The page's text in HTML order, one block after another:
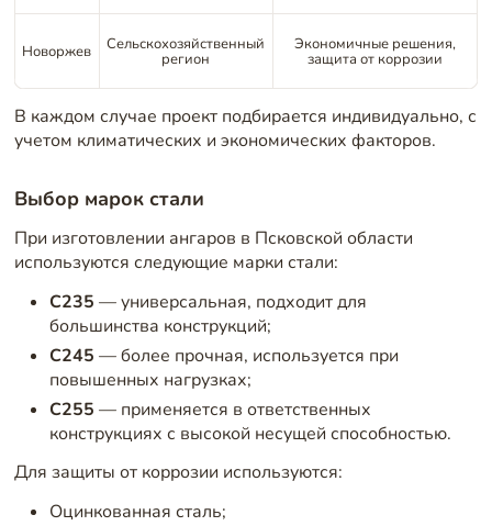
Новоржев Сельскохозяйственный
регион
Экономичные решения,
защита от коррозии
В каждом случае проект подбирается индивидуально, с
учетом климатических и экономических факторов.
Выбор марок стали
При изготовлении ангаров в Псковской области
используются следующие марки стали:
С235 — универсальная, подходит для
большинства конструкций;
С245 — более прочная, используется при
повышенных нагрузках;
С255 — применяется в ответственных
конструкциях с высокой несущей способностью.
Для защиты от коррозии используются:
Оцинкованная сталь;